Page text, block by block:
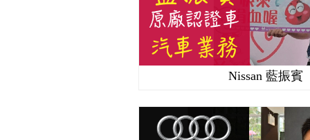
Nissan 藍振賓